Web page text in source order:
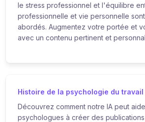
le stress professionnel et l'équilibre
professionnelle et vie personnelle
abordés. Augmentez votre portée et
avec un contenu pertinent et
Histoire de la psychologie du travail
Découvrez comment notre IA peut
psychologues à créer des